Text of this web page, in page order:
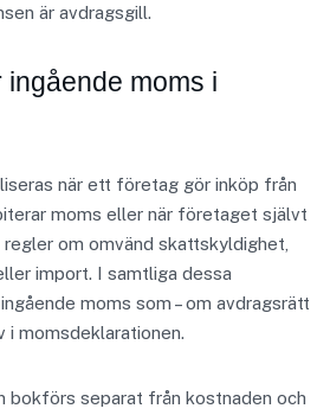
är avdragsgill.
moms i
när ett företag gör inköp från
moms eller när företaget självt
om omvänd skattskyldighet,
import. I samtliga dessa
moms som – om avdragsrätt
i momsdeklarationen.
bokförs separat från kostnaden och